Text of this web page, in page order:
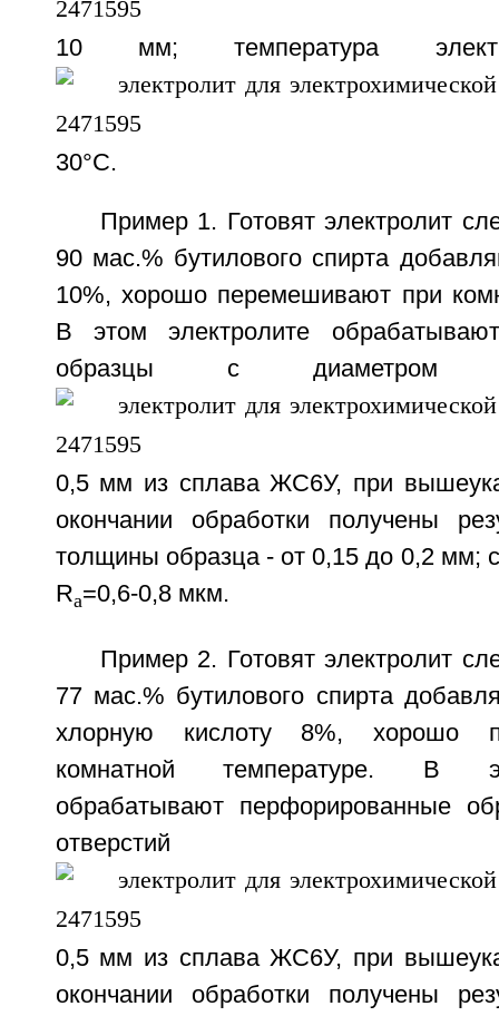
10 мм; температура
30°C.
Пример 1. Готовят электролит
90 мас.% бутилового спирта
10%, хорошо перемешивают при
В этом электролите
образцы с диаметром
0,5 мм из сплава ЖС6У, при
окончании обработки получены
толщины образца - от 0,15 до 0,2 мм;
Ra=0,6-0,8 мкм.
Пример 2. Готовят электролит
77 мас.% бутилового спирта
хлорную кислоту 8%, хорошо
комнатной температуре. В
обрабатывают перфорированные
0,5 мм из сплава ЖС6У, при
окончании обработки получены